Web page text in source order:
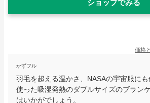
ショップでみる
価格
かずフル
羽毛を超える温かさ、NASAの宇宙服に
使った吸湿発熱のダブルサイズのブラン
はいかがでしょう。